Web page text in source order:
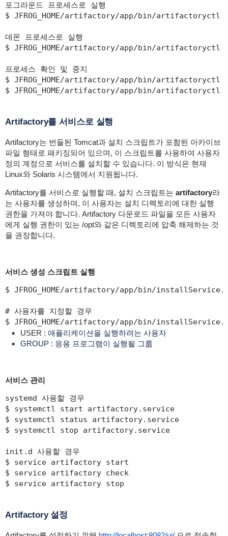
포그라운드 프로세스로 실행
$ JFROG_HOME/artifactory/app/bin/artifactoryctl
데몬 프로세스로 실행
$ JFROG_HOME/artifactory/app/bin/artifactoryctl
프로세스 확인 및 중지
$ JFROG_HOME/artifactory/app/bin/artifactoryctl
$ JFROG_HOME/artifactory/app/bin/artifactoryctl
Artifactory를 서비스로 실행
Artifactory는 번들된 Tomcat과 설치 스크립트가 포함된 아카이브
파일 형태로 패키징되어 있으며, 이 스크립트를 사용하여 사용자
정의 계정으로 서비스를 설치할 수 있습니다. 이 방식은 현재
Linux와 Solaris 시스템에서 지원됩니다.
Artifactory를 서비스로 실행할 때, 설치 스크립트는 artifactory라
는 사용자를 생성하며, 이 사용자는 설치 디렉토리에 대한 실행
권한을 가져야 합니다. Artifactory 다운로드 파일을 모든 사용자
에게 실행 권한이 있는 /opt와 같은 디렉토리에 압축 해제하는 것
을 권장합니다.
서비스 생성 스크립트 실행
$ JFROG_HOME/artifactory/app/bin/
# 사용자를 지정할 경우
$ JFROG_HOME/artifactory/app/bin/
USER : 애플리케이션을 실행하려는 사용자
GROUP : 응용 프로그램이 실행될 그룹
서비스 관리
systemd 사용할 경우
$ systemctl start artifactory.service
$ systemctl status artifactory.service
$ systemctl stop artifactory.service
init.d 사용할 경우
$ service artifactory start
$ service artifactory check
$ service artifactory stop
Artifactory 설정